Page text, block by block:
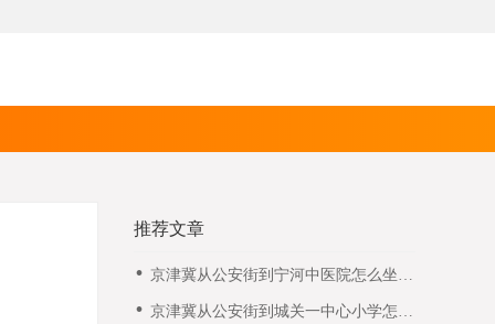
推荐文章
京津冀从公安街到宁河中医院怎么坐公
京津冀从公安街到城关一中心小学怎么